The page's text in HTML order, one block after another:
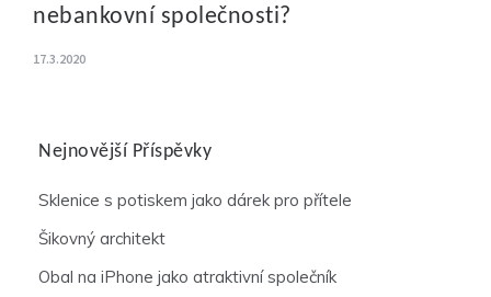
nebankovní společnosti?
17.3.2020
Nejnovější Příspěvky
Sklenice s potiskem jako dárek pro přítele
Šikovný architekt
Obal na iPhone jako atraktivní společník